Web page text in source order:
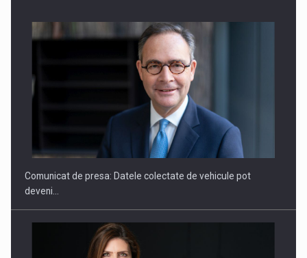
SAPTE PERSONALITATI DIN MEDIUL DE AFACERI, ACADEMIC
Comunicat de presa: Datele colectate de vehicule pot
deveni…